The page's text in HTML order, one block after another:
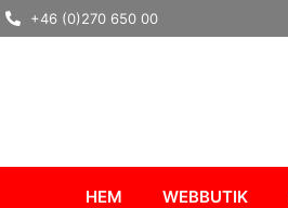
Hoppa
till
+46 (0)270 650 00
HEM WEBBUTIK